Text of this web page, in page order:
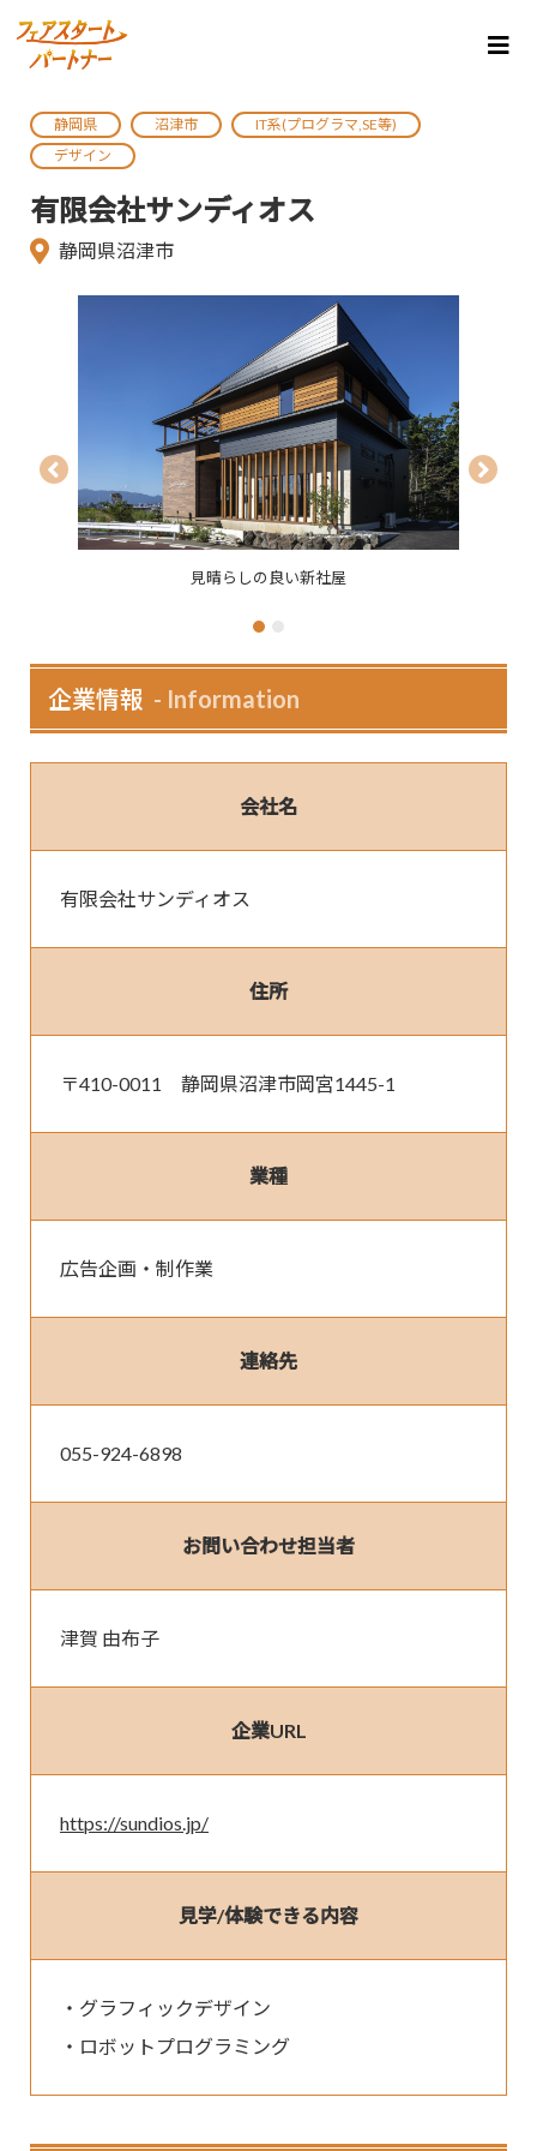
静岡県 沼津市
IT系(プログラマ,SE等)
デザイン
有限会社サンディオス
静岡県沼津市
見晴らしの良い新社屋
企業情報 Information
会社名
有限会社サンディオス
住所
〒410-0011　静岡県沼津市岡宮1445-1
業種
広告企画・制作業
連絡先
055-924-6898
お問い合わせ担当者
津賀 由布子
企業URL
https://sundios.jp/
見学/体験できる内容
・グラフィックデザイン
・ロボットプログラミング